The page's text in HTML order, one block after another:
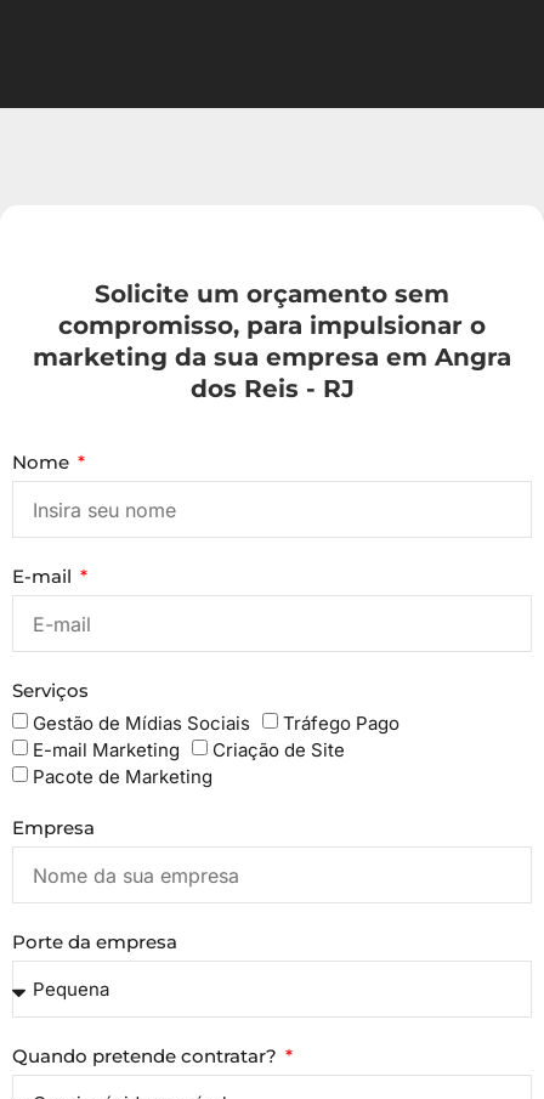
Solicite um orçamento sem
compromisso, para impulsionar o
marketing da sua empresa em Angra
dos Reis - RJ
Nome
E-mail
Serviços
Gestão de Mídias Sociais
Tráfego Pago
E-mail Marketing
Criação de Site
Pacote de Marketing
Empresa
Porte da empresa
Quando pretende contratar?